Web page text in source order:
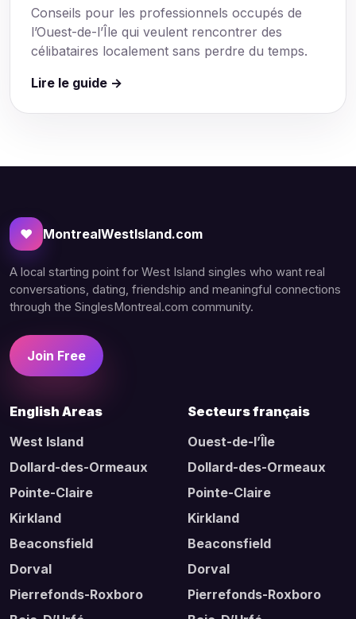
Conseils pour les professionnels occupés de
l’Ouest-de-l’Île qui veulent rencontrer des
célibataires localement sans perdre du temps.
Lire le guide →
♥ MontrealWestIsland.com
A local starting point for West Island singles who want real
conversations, dating, friendship and meaningful connections
through the SinglesMontreal.com community.
Join Free
English Areas
West Island
Dollard-des-Ormeaux
Pointe-Claire
Kirkland
Beaconsfield
Dorval
Pierrefonds-Roxboro
Secteurs français
Ouest-de-l’Île
Dollard-des-Ormeaux
Pointe-Claire
Kirkland
Beaconsfield
Dorval
Pierrefonds-Roxboro